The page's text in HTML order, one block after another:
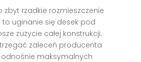
zbyt rzadkie rozmieszczenie
to uginanie się desek pod
zużycie całej konstrukcji.
zaleceń producenta
maksymalnych